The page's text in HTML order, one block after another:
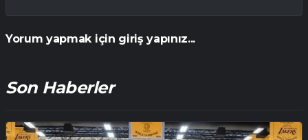
Yorum yapmak için giriş yapınız...
Son Haberler